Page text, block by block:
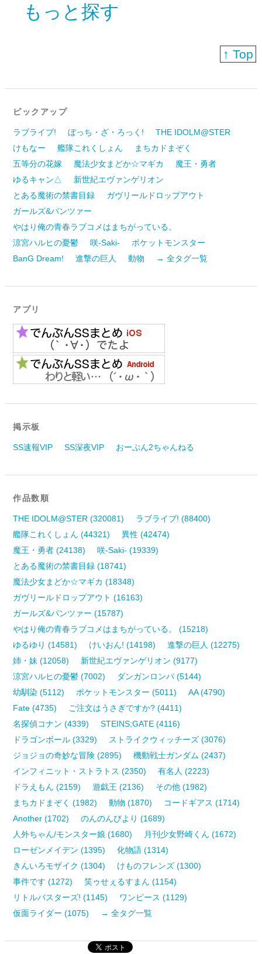
もっと探す
↑ Top
ピックアップ
ラブライブ! ぼっち・ざ・ろっく!
THE IDOLM@STER
けもなー
艦隊これくしょん
まちカドまぞく
五等分の花嫁
魔法少女まどか☆マギカ
魔王・勇者
ゆるキャン△
新世紀エヴァンゲリオン
とある魔術の禁書目録
ガヴリールドロップアウト
ガールズ&パンツァー
やはり俺の青春ラブコメはまちがっている。
涼宮ハルヒの憂鬱
咲-Saki-
ポケットモンスター
BanG Dream!
進撃の巨人 動物 → 全タグ一覧
アプリ
掲示板
SS速報VIP SS深夜VIP おーぷん2ちゃんねる
作品数順
THE IDOLM@STER (320081)
ラブライブ! (88400)
艦隊これくしょん (44321)
異性 (42474)
魔王・勇者 (24138)
咲-Saki- (19339)
とある魔術の禁書目録 (18741)
魔法少女まどか☆マギカ (18348)
ガヴリールドロップアウト (16163)
ガールズ&パンツァー (15787)
やはり俺の青春ラブコメはまちがっている。 (15218)
ゆるゆり (14581)
けいおん! (14198)
進撃の巨人 (12275)
姉・妹 (12058)
新世紀エヴァンゲリオン (9177)
涼宮ハルヒの憂鬱 (7002)
ダンガンロンパ (5144)
幼馴染 (5112)
ポケットモンスター (5011)
AA (4790)
Fate (4735)
ご注文はうさぎですか? (4411)
名探偵コナン (4339)
STEINS;GATE (4116)
ドラゴンボール (3329)
ストライクウィッチーズ (3076)
ジョジョの奇妙な冒険 (2895)
機動戦士ガンダム (2437)
インフィニット・ストラトス (2350)
有名人 (2223)
ドラえもん (2159)
遊戯王 (2136)
その他 (1982)
まちカドまぞく (1982)
動物 (1870)
コードギアス (1714)
Another (1702)
のんのんびより (1689)
人外ちゃん/モンスター娘 (1680)
月刊少女野崎くん (1672)
ローゼンメイデン (1395)
化物語 (1314)
きんいろモザイク (1304)
けものフレンズ (1300)
事件です (1272)
笑ゥせぇるすまん (1154)
リトルバスターズ! (1145)
ワンピース (1129)
仮面ライダー (1075)
→ 全タグ一覧